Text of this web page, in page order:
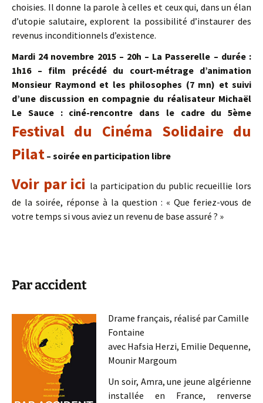
choisies. Il donne la parole à celles et ceux qui, dans un élan
d’utopie salutaire, explorent la possibilité d’instaurer des
revenus inconditionnels d’existence.
Mardi 24 novembre 2015 – 20h – La Passerelle – durée :
1h16 – film précédé du court-métrage d’animation
Monsieur Raymond et les philosophes (7 mn) et suivi
d’une discussion en compagnie du réalisateur Michaël
Le Sauce : ciné-rencontre dans le cadre du 5ème
Festival du Cinéma Solidaire du
Pilat – soirée en participation libre
Voir par ici la participation du public recueillie lors
de la soirée, réponse à la question : « Que feriez-vous de
votre temps si vous aviez un revenu de base assuré ? »
Par accident
Drame français, réalisé par Camille
Fontaine
avec Hafsia Herzi, Emilie Dequenne,
Mounir Margoum
Un soir, Amra, une jeune algérienne
installée en France, renverse